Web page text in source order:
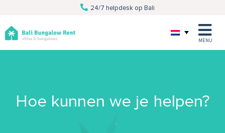
24/7 helpdesk op Bali
Persoonlijke service
Al 10 jaar Bali specialistMENU
Hoe kunnen we je helpen?